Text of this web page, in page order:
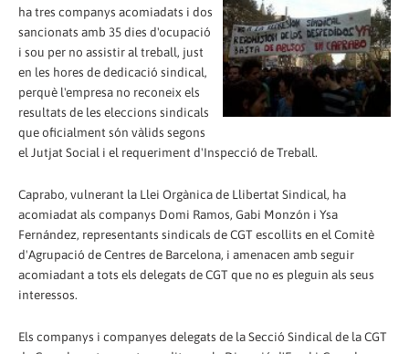
ha tres companys acomiadats i dos
sancionats amb 35 dies d'ocupació
i sou per no assistir al treball, just
en les hores de dedicació sindical,
perquè l'empresa no reconeix els
resultats de les eleccions sindicals
que oficialment són vàlids segons
el Jutjat Social i el requeriment d'Inspecció de Treball.
Caprabo, vulnerant la Llei Orgànica de Llibertat Sindical, ha
acomiadat als companys Domi Ramos, Gabi Monzón i Ysa
Fernández, representants sindicals de CGT escollits en el Comitè
d'Agrupació de Centres de Barcelona, i amenacen amb seguir
acomiadant a tots els delegats de CGT que no es pleguin als seus
interessos.
Els companys i companyes delegats de la Secció Sindical de la CGT